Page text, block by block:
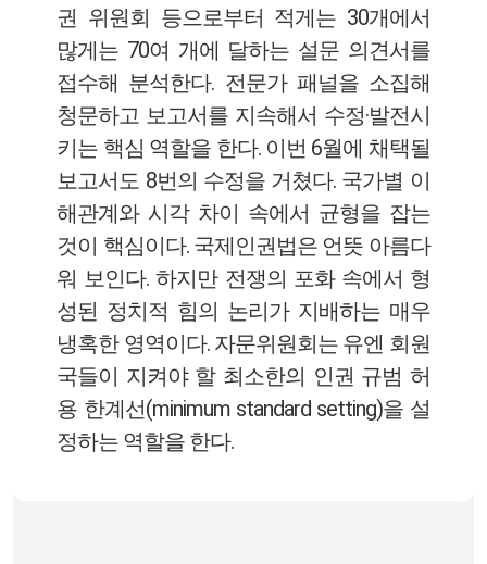
권 위원회 등으로부터 적게는 30개에서
많게는 70여 개에 달하는 설문 의견서를
접수해 분석한다. 전문가 패널을 소집해
청문하고 보고서를 지속해서 수정·발전시
키는 핵심 역할을 한다. 이번 6월에 채택될
보고서도 8번의 수정을 거쳤다. 국가별 이
해관계와 시각 차이 속에서 균형을 잡는
것이 핵심이다. 국제인권법은 언뜻 아름다
워 보인다. 하지만 전쟁의 포화 속에서 형
성된 정치적 힘의 논리가 지배하는 매우
냉혹한 영역이다. 자문위원회는 유엔 회원
국들이 지켜야 할 최소한의 인권 규범 허
용 한계선(minimum standard setting)을 설
정하는 역할을 한다.